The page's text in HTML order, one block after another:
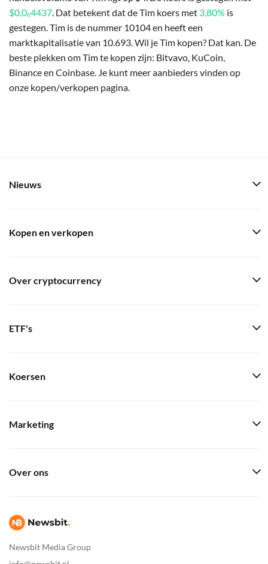
$0,0₆4437. Dat betekent dat de Tim koers met 3,80% is
gestegen. Tim is de nummer 10104 en heeft een
marktkapitalisatie van 10.693. Wil je Tim kopen? Dat kan. De
beste plekken om Tim te kopen zijn: Bitvavo, KuCoin,
Binance en Coinbase. Je kunt meer aanbieders vinden op
onze kopen/verkopen pagina.
Newsbit Media Group
Nieuws
Kopen en verkopen
Over cryptocurrency
ETF's
Koersen
Marketing
Over ons